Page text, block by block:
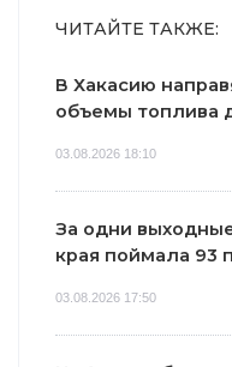
ЧИТАЙТЕ ТАКЖЕ:
В Хакасию
объемы топлива
03.08.2026 18:10
За одни
края поймала 93
03.08.2026 17:50